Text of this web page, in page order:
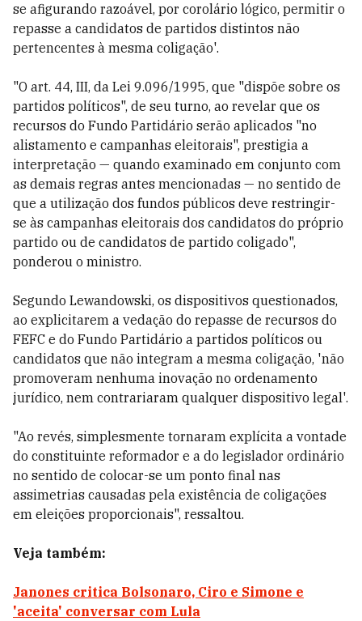
se afigurando razoável, por corolário lógico, permitir o
repasse a candidatos de partidos distintos não
pertencentes à mesma coligação'.
"O art. 44, III, da Lei 9.096/1995, que "dispõe sobre os
partidos políticos", de seu turno, ao revelar que os
recursos do Fundo Partidário serão aplicados "no
alistamento e campanhas eleitorais", prestigia a
interpretação — quando examinado em conjunto com
as demais regras antes mencionadas — no sentido de
que a utilização dos fundos públicos deve restringir-
se às campanhas eleitorais dos candidatos do próprio
partido ou de candidatos de partido coligado",
ponderou o ministro.
Segundo Lewandowski, os dispositivos questionados,
ao explicitarem a vedação do repasse de recursos do
FEFC e do Fundo Partidário a partidos políticos ou
candidatos que não integram a mesma coligação, 'não
promoveram nenhuma inovação no ordenamento
jurídico, nem contrariaram qualquer dispositivo legal'.
"Ao revés, simplesmente tornaram explícita a vontade
do constituinte reformador e a do legislador ordinário
no sentido de colocar-se um ponto final nas
assimetrias causadas pela existência de coligações
em eleições proporcionais", ressaltou.
Veja também:
Janones critica Bolsonaro, Ciro e Simone e
'aceita' conversar com Lula